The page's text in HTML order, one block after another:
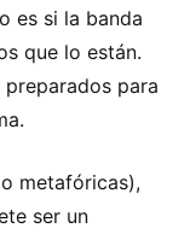
es si la banda
que lo están.
para
metafóricas),
ser un